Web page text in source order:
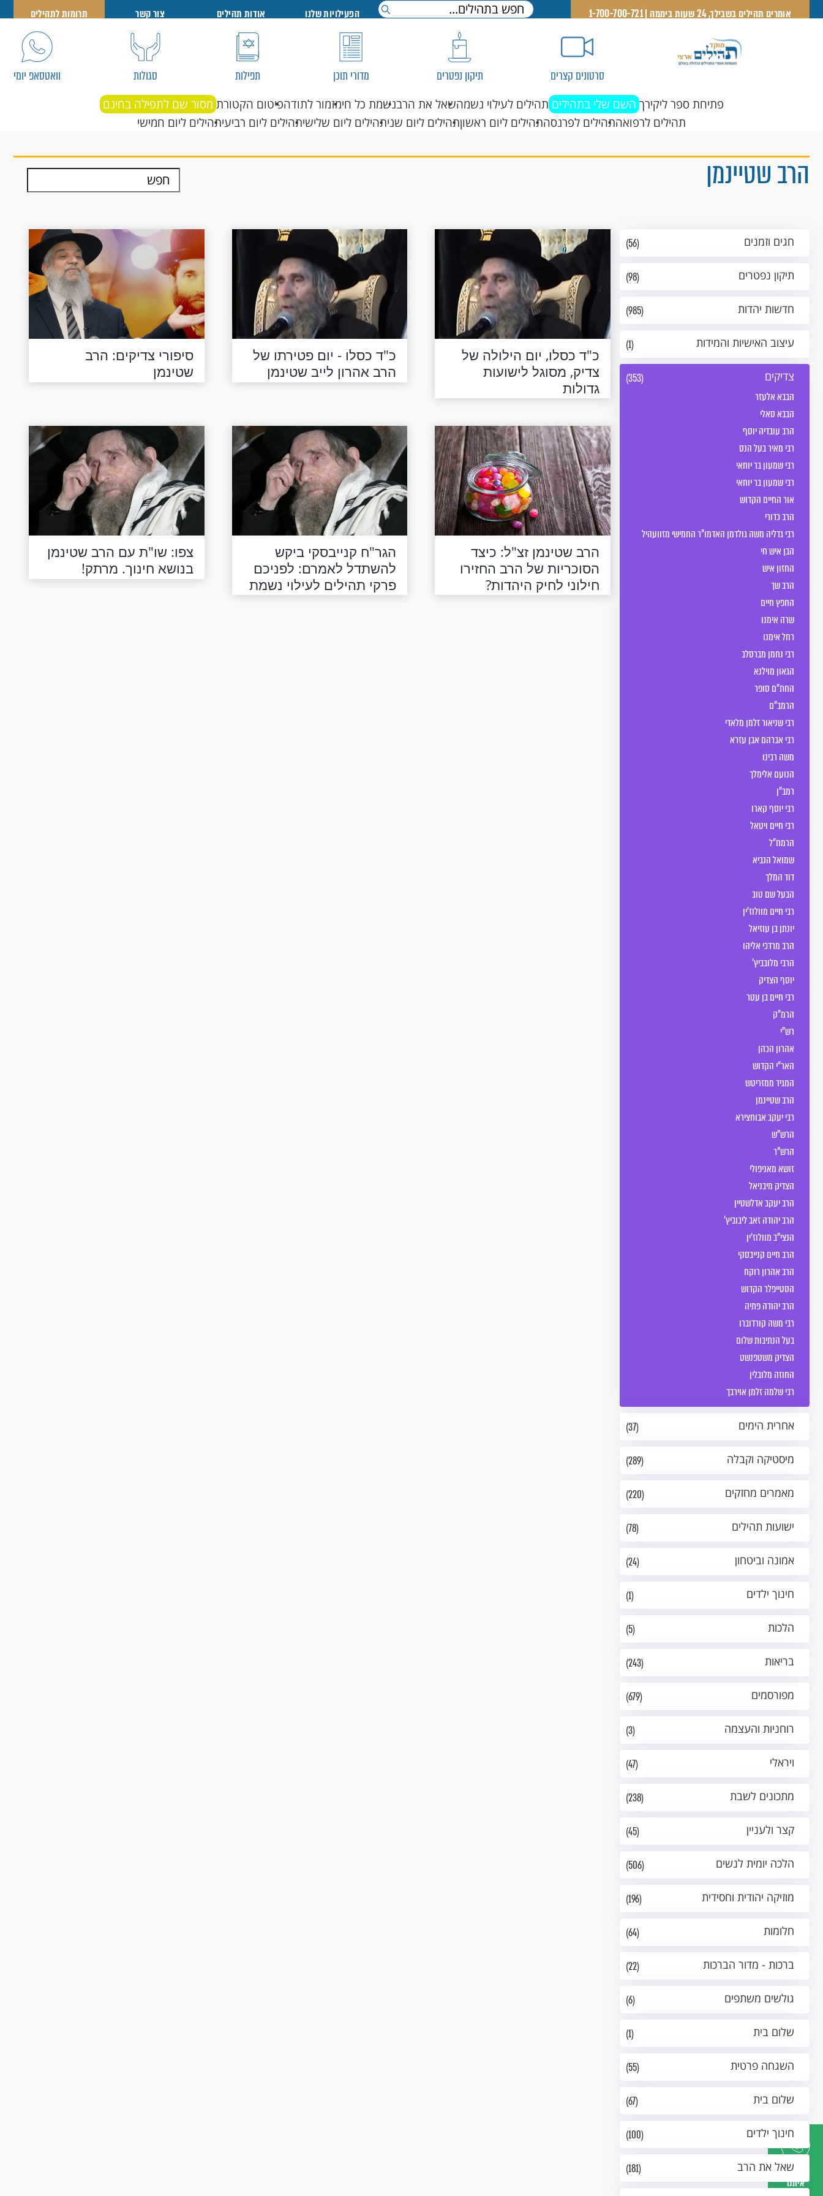
דברו
איתנו
אומרים תהילים בשבילך, 24 שעות ביממה | 1-700-700-721 הפעילויות שלנו אודות תהילים צור קשר תרומות לתהילים
סרטונים קצרים תיקון נפטרים מדורי תוכן תפילות סגולות וואטסאפ יומי
פתיחת ספר ליקירך השם שלי בתהילים תהילים לעילוי נשמהשאל את הרבנשמת כל חימזמור לתודהפיטום הקטורת מסור שם לתפילה בחינם
תהילים לרפואהתהילים לפרנסהתהילים ליום ראשוןתהילים ליום שניתהילים ליום שלישיתהילים ליום רביעיתהילים ליום חמישי
הרב שטיינמן
(56) חגים וזמנים
(98) תיקון נפטרים
(985) חדשות יהדות
(1) עיצוב האישיות והמידות
(353) צדיקים
הבבא אלעזר
הבבא סאלי
הרב עובדיה יוסף
רבי מאיר בעל הנס
רבי שמעון בר יוחאי
רבי שמעון בר יוחאי
אור החיים הקדוש
הרב כדורי
רבי גדליה משה גולדמן האדמו"ר החמישי מזוועהיל
הבן איש חי
החזון איש
הרב שך
החפץ חיים
שרה אימנו
רחל אימנו
רבי נחמן מברסלב
הגאון מוילנא
החת"ם סופר
הרמב"ם
רבי שניאור זלמן מלאדי
רבי אברהם אבן עזרא
משה רבינו
הנועם אלימלך
רמב"ן
רבי יוסף קארו
רבי חיים ויטאל
הרמח"ל
שמואל הנביא
דוד המלך
הבעל שם טוב
רבי חיים מוולוז’ין
יונתן בן עוזיאל
הרב מרדכי אליהו
הרבי מלובביץ'
יוסף הצדיק
רבי חיים בן עטר
הרמ"ק
רש"י
אהרון הכהן
האר"י הקדוש
המגיד ממזריטש
הרב שטיינמן
רבי יעקב אבוחצירא
הרש"ש
הרש"ר
זושא מאניפולי
הצדיק מיבניאל
הרב יעקב אדלשטיין
הרב יהודה זאב ליבוביץ'
הנצי"ב מוולוז'ין
הרב חיים קנייבסקי
הרב אהרון רוקח
הסטייפלר הקדוש
הרב יהודה פתיה
רבי משה קורדוברו
בעל הנתיבות שלום
הצדיק משטפנשט
החוזה מלובלין
רבי שלמה זלמן אוירבך
(37) אחרית הימים
(289) מיסטיקה וקבלה
(220) מאמרים מחזקים
(78) ישועות תהילים
(24) אמונה וביטחון
(1) חינוך ילדים
(5) הלכות
(243) בריאות
(679) מפורסמים
(3) רוחניות והעצמה
(47) ויראלי
(238) מתכונים לשבת
(45) קצר ולעניין
(506) הלכה יומית לנשים
(196) מוזיקה יהודית וחסידית
(64) חלומות
(22) ברכות - מדור הברכות
(6) גולשים משתפים
(1) שלום בית
(55) השגחה פרטית
(67) שלום בית
(100) חינוך ילדים
(181) שאל את הרב
כ"ד כסלו, יום הילולה של
צדיק, מסוגל לישועות
גדולות
כ"ד כסלו - יום פטירתו של
הרב אהרון לייב שטינמן
סיפורי צדיקים: הרב
שטינמן
הרב שטינמן זצ"ל: כיצד
הסוכריות של הרב החזירו
חילוני לחיק היהדות?
הגר"ח קנייבסקי ביקש
להשתדל לאמרם: לפניכם
פרקי תהילים לעילוי נשמת
הרב שטינמן זצוק"ל
צפו: שו"ת עם הרב שטינמן
בנושא חינוך. מרתק!